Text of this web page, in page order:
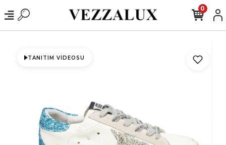
0
TANITIM VIDEOSU